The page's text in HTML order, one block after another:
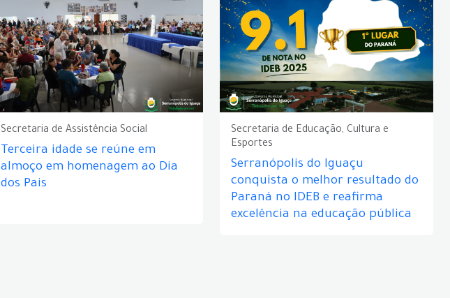
Secretaria de Assistência Social
Terceira idade se reúne em
almoço em homenagem ao Dia
dos Pais
Secretaria de Educação, Cultura e
Esportes
Serranópolis do Iguaçu
conquista o melhor resultado do
Paraná no IDEB e reafirma
excelência na educação pública